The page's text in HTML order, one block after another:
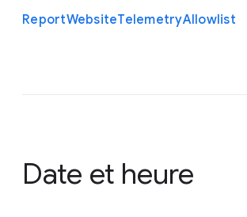
ReportWebsiteTelemetryAllowlist
Date et heure